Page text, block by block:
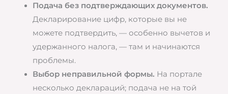
Подача без подтверждающих документов.
Декларирование цифр, которые вы не
можете подтвердить, — особенно вычетов и
удержанного налога, — там и начинаются
проблемы.
Выбор неправильной формы. На портале
несколько деклараций; подача не на той